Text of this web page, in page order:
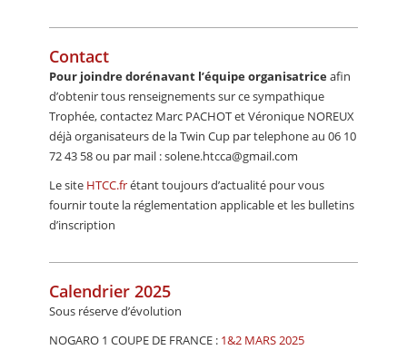
Contact
Pour joindre dorénavant l’équipe organisatriceafin
d’obtenir tous renseignements sur ce sympathique
Trophée, contactez Marc PACHOT et Véronique NOREUX
déjà organisateurs de la Twin Cup par telephone au 06 10
72 43 58 ou par mail : solene.htcca@gmail.com
Le site HTCC.frétant toujours d’actualité pour vous
fournir toute la réglementation applicable et les bulletins
d’inscription
Calendrier 2025
Sous réserve d’évolution
NOGARO 1 COUPE DE FRANCE : 1&2 MARS 2025